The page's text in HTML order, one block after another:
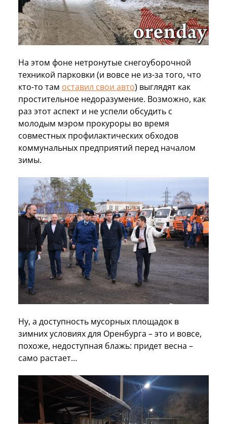
На этом фоне нетронутые снегоуборочной
техникой парковки (и вовсе не из-за того, что
кто-то там оставил свои авто) выглядят как
простительное недоразумение. Возможно, как
раз этот аспект и не успели обсудить с
молодым мэром прокуроры во время
совместных профилактических обходов
коммунальных предприятий перед началом
зимы.
Ну, а доступность мусорных площадок в
зимних условиях для Оренбурга – это и вовсе,
похоже, недоступная блажь: придет весна –
само растает…